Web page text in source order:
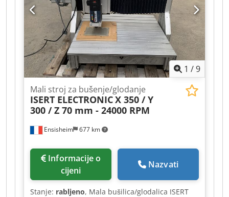
1 /9
Ensisheim 677 km
Mali stroj za bušenje/glodanje
ISERT ELECTRONICX 350 / Y
300 / Z 70 mm - 24000 RPM
Informacije o
cijeni
Nazvati
Stanje: rabljeno, Mala bušilica/glodalica ISERT